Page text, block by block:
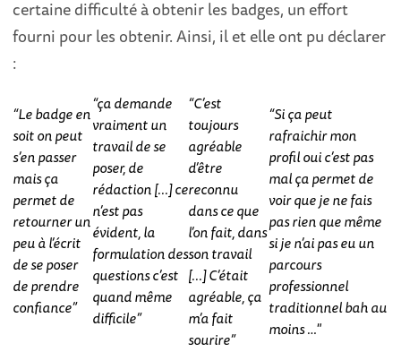
certaine difficulté à obtenir les badges, un effort
fourni pour les obtenir. Ainsi, il et elle ont pu déclarer
:
“Le badge en
soit on peut
s’en passer
mais ça
permet de
retourner un
peu à l’écrit
de se poser
de prendre
confiance”
“ça demande
vraiment un
travail de se
poser, de
rédaction [...] ce
n’est pas
évident, la
formulation des
questionsc’est
quand même
difficile”
“C’est
toujours
agréable
d’être
reconnu
dans ce que
l’on fait, dans
son travail
[...] C’était
agréable, ça
m’a fait
sourire”
“Si ça peut
rafraichir mon
profil oui c’est pas
malça permet de
voir que je ne fais
pas rien que même
si je n’ai pas eu un
parcours
professionnel
traditionnelbah au
moins …"